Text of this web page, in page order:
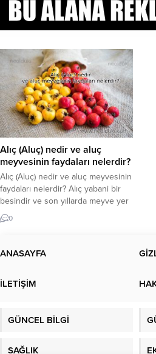
Alıç (Aluç) nedir ve aluç
meyvesinin faydaları nelerdir?
Alıç (Aluç) nedir ve aluç meyvesinin
faydaları nelerdir? Alıç yabani bir
besindir ve son yıllarda meyve yer
ve sirke tüketir. Aluç olarak da
bilinir. Alıç meyvesinin faydaları ve
(Aluç) nedir ve alıç meyvesinin
bir bitkidir. Hem meyveleri...
0
ANASAYFA
İLETİŞİM
GÜNCEL BİLGİ
SAĞLIK